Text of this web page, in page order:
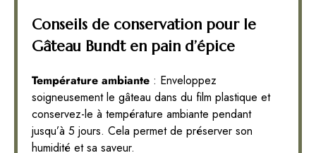
Conseils de conservation pour le
Gâteau Bundt en pain d’épice
Température ambiante : Enveloppez
soigneusement le gâteau dans du film plastique et
conservez-le à température ambiante pendant
jusqu’à 5 jours. Cela permet de préserver son
humidité et sa saveur.